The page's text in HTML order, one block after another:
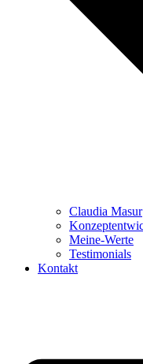
Claudia Masur
Meine-Werte
Testimonials
Kontakt